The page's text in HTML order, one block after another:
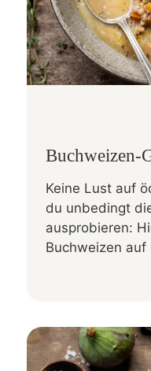
Buchweizen-
Keine Lust auf
du unbedingt
ausprobieren:
Buchweizen auf